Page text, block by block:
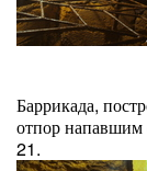
Баррикада,
отпор
21.